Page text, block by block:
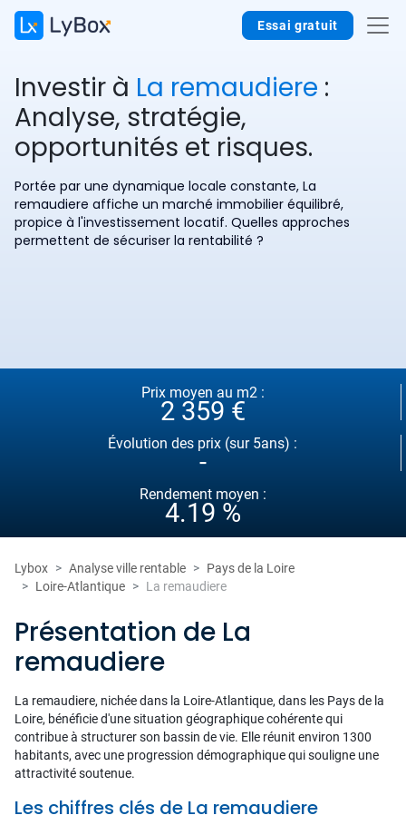
Essai gratuit
Investir à La remaudiere :
Analyse, stratégie,
opportunités et risques.
Portée par une dynamique locale constante, La
remaudiere affiche un marché immobilier équilibré,
propice à l'investissement locatif. Quelles approches
permettent de sécuriser la rentabilité ?
Prix moyen au m2 :
2 359 €
Évolution des prix (sur 5ans) :
-
Rendement moyen :
4.19 %
Lybox Analyse ville rentable
Pays de la Loire
Loire-Atlantique
La remaudiere
Présentation de La
remaudiere
La remaudiere, nichée dans la Loire-Atlantique, dans les Pays de la
Loire, bénéficie d'une situation géographique cohérente qui
contribue à structurer son bassin de vie. Elle réunit environ 1300
habitants, avec une progression démographique qui souligne une
attractivité soutenue.
Les chiffres clés de La remaudiere